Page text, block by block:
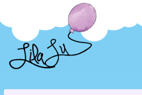
Inhalt
springen